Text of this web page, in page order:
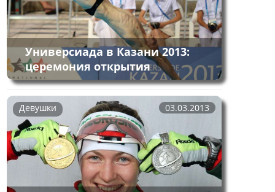
Универсиада в Казани 2013:
церемония открытия
Девушки 03.03.2013